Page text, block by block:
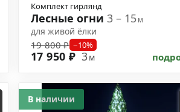
Комплект гирлянд
Лесные огни 3 – 15м
для живой ёлки
19 800 ₽ −10%
17 950 ₽ 3м
В наличии